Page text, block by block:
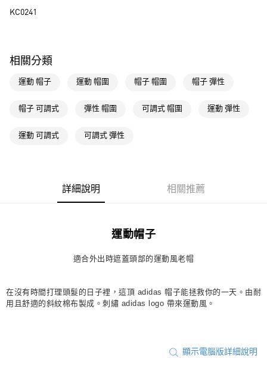
每筆NT$80，滿NT$1,500(含以上)免運費
付款後全家取貨
每筆NT$80，滿NT$1,500(含以上)免運費
每筆NT$80，滿NT$1,500(含以上)免運費
KC0241
相關分類
運動 帽子 運動 帽圍 帽子 帽圍 帽子 彈性
帽子 可調式 彈性 帽圍 可調式 帽圍 運動 彈性
運動 可調式 可調式 彈性
詳細說明 相關推薦
運動帽子
適合外出時遮蓋頭部的運動風老帽
在沒有時間打理頭髮的日子裡，這頂 adidas 帽子能拯救你的一天。由耐
用且舒適的斜紋棉布製成。刺繡 adidas logo 帶來運動風。
顯示電腦版詳細說明